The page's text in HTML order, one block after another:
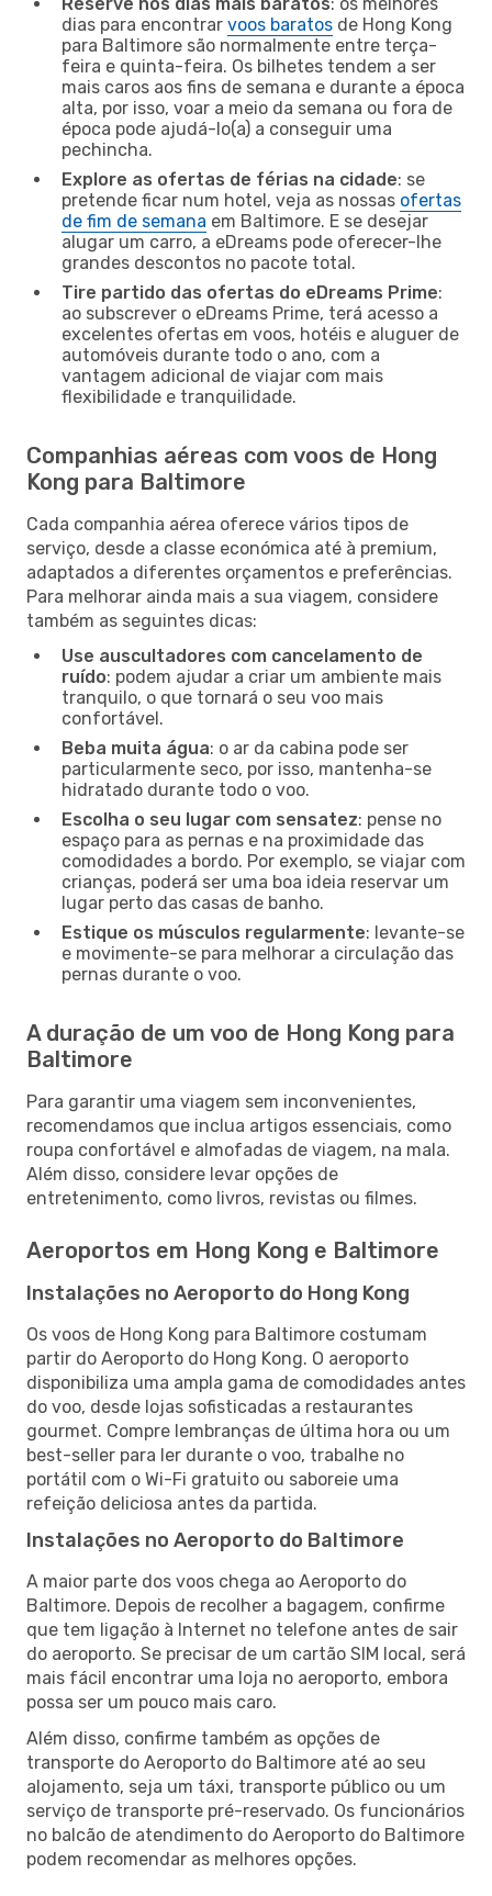
dias para encontrar voos baratos de Hong Kong
para Baltimore são normalmente entre terça-
feira e quinta-feira. Os bilhetes tendem a ser
mais caros aos fins de semana e durante a época
alta, por isso, voar a meio da semana ou fora de
época pode ajudá-lo(a) a conseguir uma
pechincha.
Explore as ofertas de férias na cidade: se
pretende ficar num hotel, veja as nossas ofertas
de fim de semana em Baltimore. E se desejar
alugar um carro, a eDreams pode oferecer-lhe
grandes descontos no pacote total.
Tire partido das ofertas do eDreams Prime:
ao subscrever o eDreams Prime, terá acesso a
excelentes ofertas em voos, hotéis e aluguer de
automóveis durante todo o ano, com a
vantagem adicional de viajar com mais
flexibilidade e tranquilidade.
Companhias aéreas com voos de Hong
Kong para Baltimore
Cada companhia aérea oferece vários tipos de
serviço, desde a classe económica até à premium,
adaptados a diferentes orçamentos e preferências.
Para melhorar ainda mais a sua viagem, considere
também as seguintes dicas:
Use auscultadores com cancelamento de
ruído: podem ajudar a criar um ambiente mais
tranquilo, o que tornará o seu voo mais
confortável.
Beba muita água: o ar da cabina pode ser
particularmente seco, por isso, mantenha-se
hidratado durante todo o voo.
Escolha o seu lugar com sensatez: pense no
espaço para as pernas e na proximidade das
comodidades a bordo. Por exemplo, se viajar com
crianças, poderá ser uma boa ideia reservar um
lugar perto das casas de banho.
Estique os músculos regularmente: levante-se
e movimente-se para melhorar a circulação das
pernas durante o voo.
A duração de um voo de Hong Kong para
Baltimore
Para garantir uma viagem sem inconvenientes,
recomendamos que inclua artigos essenciais, como
roupa confortável e almofadas de viagem, na mala.
Além disso, considere levar opções de
entretenimento, como livros, revistas ou filmes.
Aeroportos em Hong Kong e Baltimore
Instalações no Aeroporto do Hong Kong
Os voos de Hong Kong para Baltimore costumam
partir do Aeroporto do Hong Kong. O aeroporto
disponibiliza uma ampla gama de comodidades antes
do voo, desde lojas sofisticadas a restaurantes
gourmet. Compre lembranças de última hora ou um
best-seller para ler durante o voo, trabalhe no
portátil com o Wi-Fi gratuito ou saboreie uma
refeição deliciosa antes da partida.
Instalações no Aeroporto do Baltimore
A maior parte dos voos chega ao Aeroporto do
Baltimore. Depois de recolher a bagagem, confirme
que tem ligação à Internet no telefone antes de sair
do aeroporto. Se precisar de um cartão SIM local, será
mais fácil encontrar uma loja no aeroporto, embora
possa ser um pouco mais caro.
Além disso, confirme também as opções de
transporte do Aeroporto do Baltimore até ao seu
alojamento, seja um táxi, transporte público ou um
serviço de transporte pré-reservado. Os funcionários
no balcão de atendimento do Aeroporto do Baltimore
podem recomendar as melhores opções.